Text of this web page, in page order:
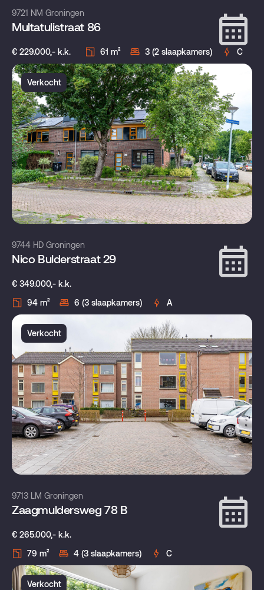
9721 NM Groningen
Multatulistraat 86
€ 229.000,- k.k. 61 m² 3 (2 slaapkamers) C
Verkocht
9744 HD Groningen
Nico Bulderstraat 29
€ 349.000,- k.k.
94 m²
6 (3 slaapkamers) A
Verkocht
9713 LM Groningen
Zaagmuldersweg 78 B
€ 265.000,- k.k.
79 m²
4 (3 slaapkamers) C
Verkocht